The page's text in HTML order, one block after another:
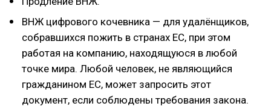
ВНЖ цифрового кочевника — для удалёнщиков,
собравшихся пожить в странах ЕС, при этом
работая на компанию, находящуюся в любой
точке мира. Любой человек, не являющийся
гражданином ЕС, может запросить этот
документ, если соблюдены требования закона.